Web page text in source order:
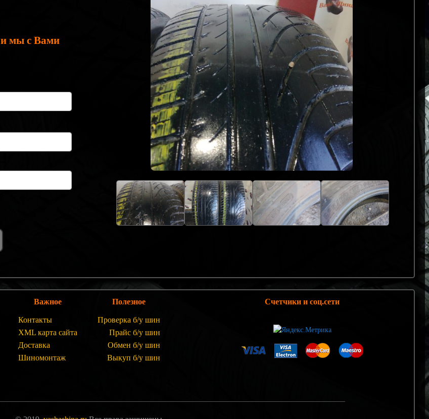
мы с Вами
Важное
Контакты
XML карта сайта
Доставка
Шиномонтаж
Полезное
Проверка б/у шин
Прайс б/у шин
Обмен б/у шин
Выкуп б/у шин
Счетчики и соц.сети